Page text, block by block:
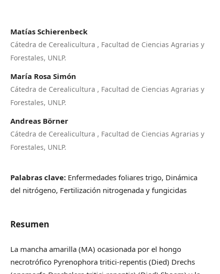
Matías Schierenbeck
Cátedra de Cerealicultura , Facultad de Ciencias Agrarias y
Forestales, UNLP.
María Rosa Simón
Cátedra de Cerealicultura , Facultad de Ciencias Agrarias y
Forestales, UNLP.
Andreas Börner
Cátedra de Cerealicultura , Facultad de Ciencias Agrarias y
Forestales, UNLP.
Palabras clave: Enfermedades foliares trigo, Dinámica
del nitrógeno, Fertilización nitrogenada y fungicidas
Resumen
La mancha amarilla (MA) ocasionada por el hongo
necrotrófico Pyrenophora tritici-repentis (Died) Drechs